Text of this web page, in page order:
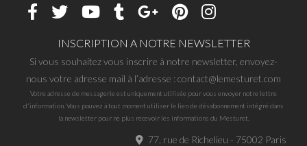
INSCRIPTION A NOTRE NEWSLETTER
Si vous souhaitez vous inscrire à notre newsletter, envoyez-
nous votre adresse mail à l’adresse : contact@lemesturet.com
Votre adresse de messagerie est uniquement utilisée pour vous envoyer notre lettre
d'information. Vous pouvez à tout moment utiliser le lien de désabonnement intégré dans
la newsletter pour ne plus recevoir les informations du Mesturet.
77, rue de Richelieu - 75002 Paris